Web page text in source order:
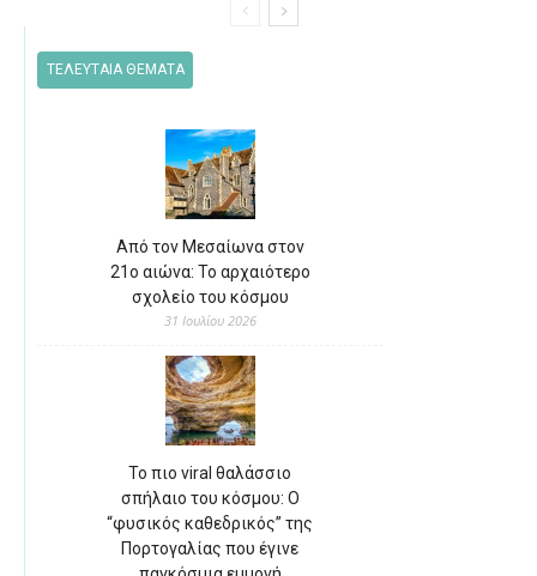
ΤΕΛΕΥΤΑΙΑ ΘΕΜΑΤΑ
Από τον Μεσαίωνα στον
21ο αιώνα: Το αρχαιότερο
σχολείο του κόσμου
31 Ιουλίου 2026
Το πιο viral θαλάσσιο
σπήλαιο του κόσμου: Ο
“φυσικός καθεδρικός” της
Πορτογαλίας που έγινε